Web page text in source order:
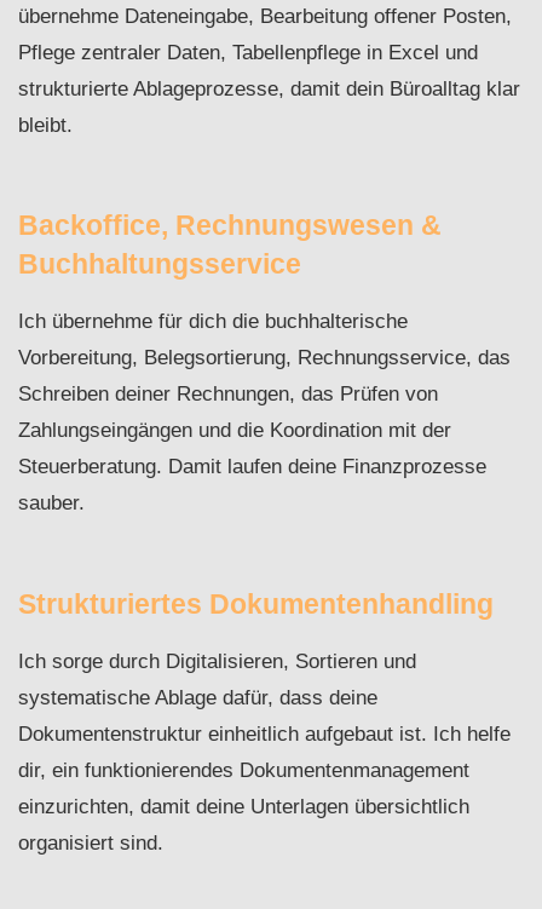
übernehme Dateneingabe, Bearbeitung offener Posten,
Pflege zentraler Daten, Tabellenpflege in Excel und
strukturierte Ablageprozesse, damit dein Büroalltag klar
bleibt.
Backoffice, Rechnungswesen &
Buchhaltungsservice
Ich übernehme für dich die buchhalterische
Vorbereitung, Belegsortierung, Rechnungsservice, das
Schreiben deiner Rechnungen, das Prüfen von
Zahlungseingängen und die Koordination mit der
Steuerberatung. Damit laufen deine Finanzprozesse
sauber.
Strukturiertes Dokumentenhandling
Ich sorge durch Digitalisieren, Sortieren und
systematische Ablage dafür, dass deine
Dokumentenstruktur einheitlich aufgebaut ist. Ich helfe
dir, ein funktionierendes Dokumentenmanagement
einzurichten, damit deine Unterlagen übersichtlich
organisiert sind.